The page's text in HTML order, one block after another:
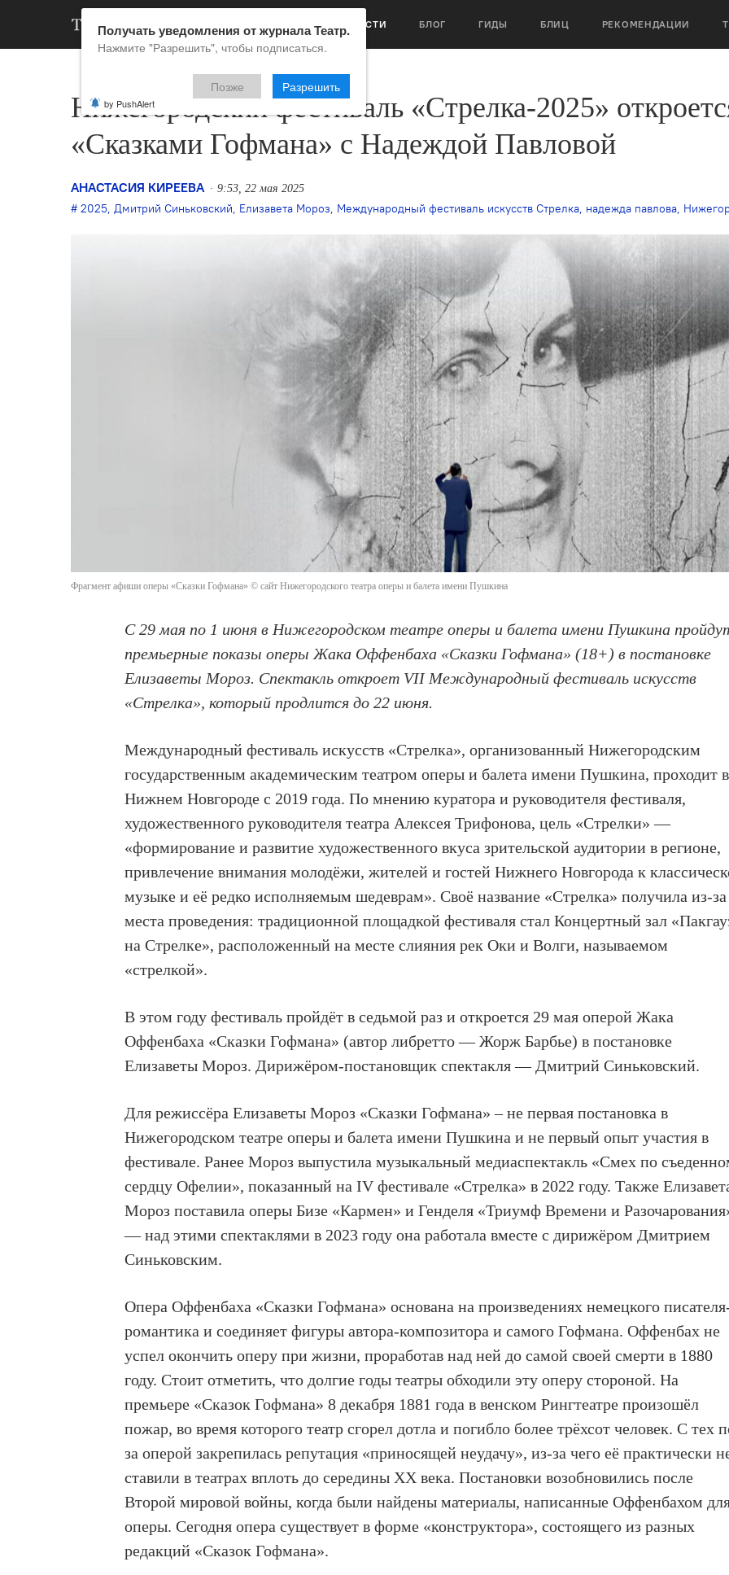
НОВОСТИ БЛОГ ГИДЫ БЛИЦ РЕКОМЕНДАЦИИ
Нижегородский фестиваль «Стрелка-2025»
«Сказками Гофмана» с Надеждой Павловой
АНАСТАСИЯ КИРЕЕВА 9:53, 22 мая 2025
2025, Дмитрий Синьковский, Елизавета Мороз, Международный фестиваль искусств Стрелка, надежда павлова, Нижегородский театр оперы и балета имени Пушкина
Фрагмент афиши оперы «Сказки Гофмана» © сайт Нижегородского театра оперы и балета имени Пушкина
С 29 мая по 1 июня в Нижегородском театре оперы и балета имени Пушкина
премьерные показы оперы Жака Оффенбаха «Сказки Гофмана» (18+) в постановке
Елизаветы Мороз. Спектакль откроет VII Международный фестиваль искусств
«Стрелка», который продлится до 22 июня.
Международный фестиваль искусств «Стрелка», организованный Нижегородским
государственным академическим театром оперы и балета имени Пушкина, проходит в
Нижнем Новгороде с 2019 года. По мнению куратора и руководителя фестиваля,
художественного руководителя театра Алексея Трифонова, цель «Стрелки» —
«формирование и развитие художественного вкуса зрительской аудитории в регионе,
привлечение внимания молодёжи, жителей и гостей Нижнего Новгорода к
музыке и её редко исполняемым шедеврам». Своё название «Стрелка» получила из-за
места проведения: традиционной площадкой фестиваля стал Концертный зал
на Стрелке», расположенный на месте слияния рек Оки и Волги, называемом
«стрелкой».
В этом году фестиваль пройдёт в седьмой раз и откроется 29 мая оперой Жака
Оффенбаха «Сказки Гофмана» (автор либретто — Жорж Барбье) в постановке
Елизаветы Мороз. Дирижёром-постановщик спектакля — Дмитрий Синьковский.
Для режиссёра Елизаветы Мороз «Сказки Гофмана» – не первая постановка в
Нижегородском театре оперы и балета имени Пушкина и не первый опыт участия в
фестивале. Ранее Мороз выпустила музыкальный медиаспектакль «Смех по
сердцу Офелии», показанный на IV фестивале «Стрелка» в 2022 году. Также
Мороз поставила оперы Бизе «Кармен» и Генделя «Триумф Времени и
— над этими спектаклями в 2023 году она работала вместе с дирижёром Дмитрием
Синьковским.
Опера Оффенбаха «Сказки Гофмана» основана на произведениях немецкого
романтика и соединяет фигуры автора-композитора и самого Гофмана. Оффенбах не
успел окончить оперу при жизни, проработав над ней до самой своей смерти в 1880
году. Стоит отметить, что долгие годы театры обходили эту оперу стороной. На
премьере «Сказок Гофмана» 8 декабря 1881 года в венском Рингтеатре произошёл
пожар, во время которого театр сгорел дотла и погибло более трёхсот человек. С тех
за оперой закрепилась репутация «приносящей неудачу», из-за чего её практически
ставили в театрах вплоть до середины XX века. Постановки возобновились после
Второй мировой войны, когда были найдены материалы, написанные Оффенбахом
оперы. Сегодня опера существует в форме «конструктора», состоящего из разных
редакций «Сказок Гофмана».
Получать уведомления от журнала Театр.
Нажмите "Разрешить", чтобы подписаться.
Позже Разрешить
by PushAlert